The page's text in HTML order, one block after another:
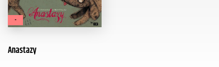
-
Anastazy